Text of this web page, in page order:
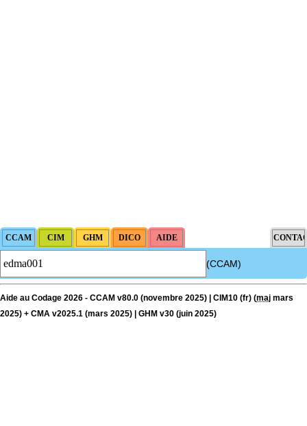
(CCAM)
Aide au Codage 2026 - CCAM v80.0 (novembre 2025) | CIM10 (fr) (maj mars
2025) + CMA v2025.1 (mars 2025) | GHM v30 (juin 2025)